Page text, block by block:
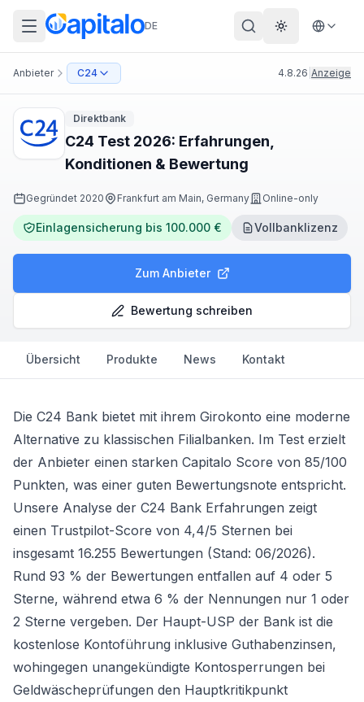
DE Theme
Anbieter C24 4.8.26 Anzeige
Direktbank
C24 Test 2026: Erfahrungen,
Konditionen & Bewertung
Gegründet 2020 Frankfurt am Main, Germany Online-only
Einlagensicherung bis 100.000 € Vollbanklizenz
Zum Anbieter
Bewertung schreiben
Übersicht Produkte News Kontakt
Die C24 Bank bietet mit ihrem Girokonto eine moderne
Alternative zu klassischen Filialbanken. Im Test erzielt
der Anbieter einen starken Capitalo Score von 85/100
Punkten, was einer guten Bewertungsnote entspricht.
Unsere Analyse der C24 Bank Erfahrungen zeigt
einen Trustpilot-Score von 4,4/5 Sternen bei
insgesamt 16.255 Bewertungen (Stand: 06/2026).
Rund 93 % der Bewertungen entfallen auf 4 oder 5
Sterne, während etwa 6 % der Nennungen nur 1 oder
2 Sterne vergeben. Der Haupt-USP der Bank ist die
kostenlose Kontoführung inklusive Guthabenzinsen,
wohingegen unangekündigte Kontosperrungen bei
Geldwäscheprüfungen den Hauptkritikpunkt